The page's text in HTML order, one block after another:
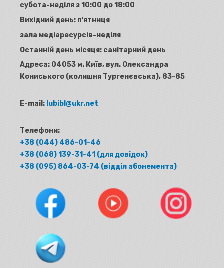
субота-неділя з 10:00 до 18:00
Вихідний день: п'ятниця
зала медіаресурсів-неділя
Останній день місяця: санітарний день
Адреса: 04053 м. Київ, вул. Олександра
Кониського (колишня Тургенєвська), 83-85
E-mail: lubibl@ukr.net
Телефони:
+38 (044) 486-01-46
+38 (068) 139-31-41 (для довідок)
+38 (095) 864-03-74 (відділ абонемента)